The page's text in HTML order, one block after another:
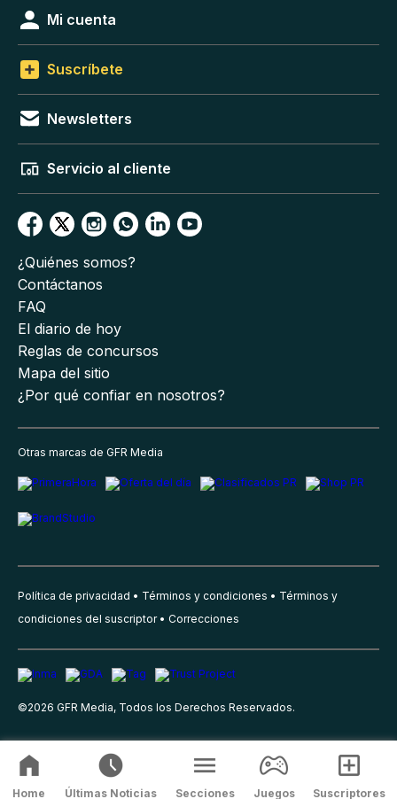
Mi cuenta
Suscríbete
Newsletters
Servicio al cliente
¿Quiénes somos?
Contáctanos
FAQ
El diario de hoy
Reglas de concursos
Mapa del sitio
¿Por qué confiar en nosotros?
Otras marcas de GFR Media
Política de privacidad Términos y condiciones
Términos y
condiciones del suscriptor
Correcciones
©2026 GFR Media, Todos los Derechos Reservados.
Home Últimas Noticias Secciones Juegos Suscriptores